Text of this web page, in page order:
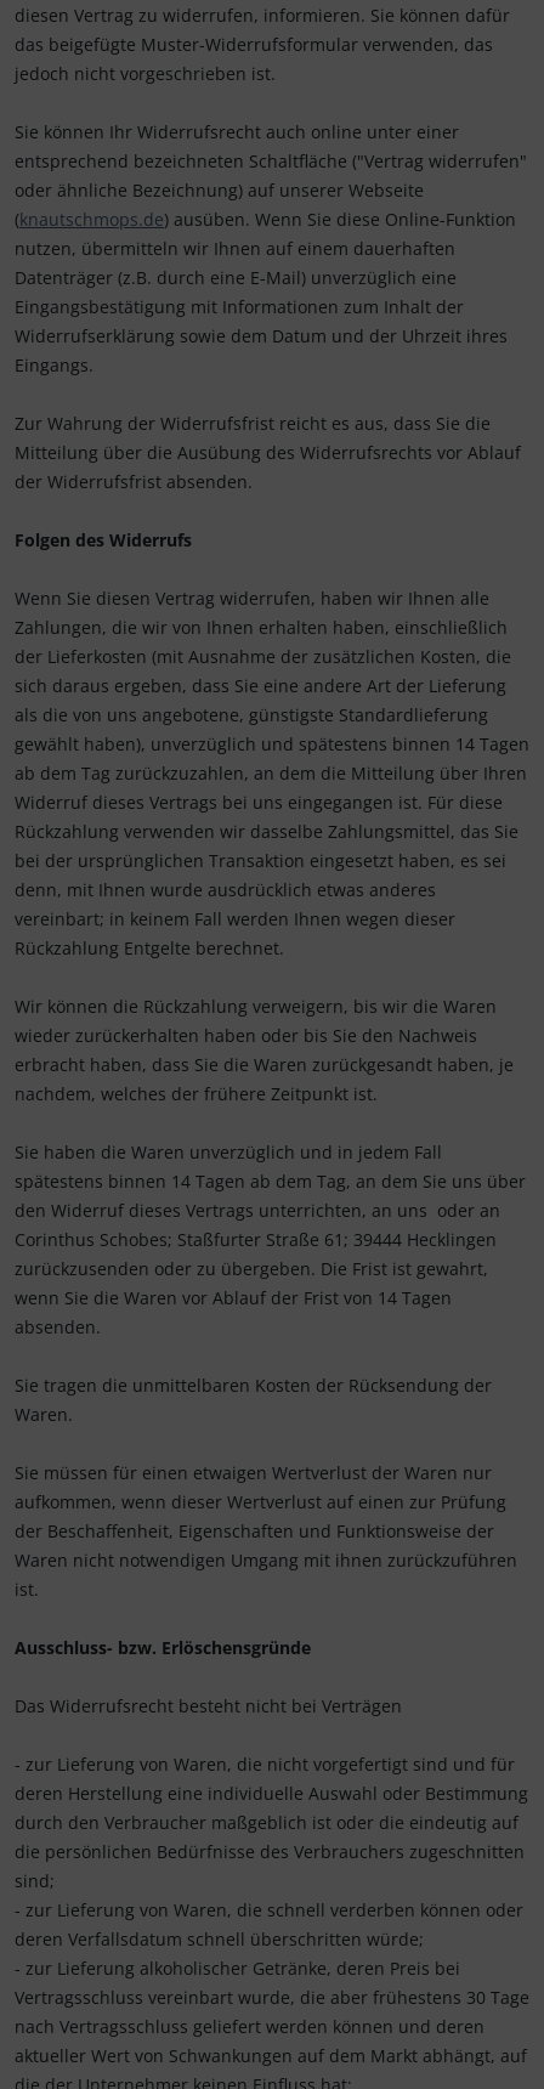
diesen Vertrag zu widerrufen, informieren. Sie können dafür
das beigefügte Muster-Widerrufsformular verwenden, das
jedoch nicht vorgeschrieben ist.
Sie können Ihr Widerrufsrecht auch online unter einer
entsprechend bezeichneten Schaltfläche ("Vertrag widerrufen"
oder ähnliche Bezeichnung) auf unserer Webseite
(knautschmops.de) ausüben. Wenn Sie diese Online-Funktion
nutzen, übermitteln wir Ihnen auf einem dauerhaften
Datenträger (z.B. durch eine E-Mail) unverzüglich eine
Eingangsbestätigung mit Informationen zum Inhalt der
Widerrufserklärung sowie dem Datum und der Uhrzeit ihres
Eingangs.
Zur Wahrung der Widerrufsfrist reicht es aus, dass Sie die
Mitteilung über die Ausübung des Widerrufsrechts vor Ablauf
der Widerrufsfrist absenden.
Folgen des Widerrufs
Wenn Sie diesen Vertrag widerrufen, haben wir Ihnen alle
Zahlungen, die wir von Ihnen erhalten haben, einschließlich
der Lieferkosten (mit Ausnahme der zusätzlichen Kosten, die
sich daraus ergeben, dass Sie eine andere Art der Lieferung
als die von uns angebotene, günstigste Standardlieferung
gewählt haben), unverzüglich und spätestens binnen 14 Tagen
ab dem Tag zurückzuzahlen, an dem die Mitteilung über Ihren
Widerruf dieses Vertrags bei uns eingegangen ist. Für diese
Rückzahlung verwenden wir dasselbe Zahlungsmittel, das Sie
bei der ursprünglichen Transaktion eingesetzt haben, es sei
denn, mit Ihnen wurde ausdrücklich etwas anderes
vereinbart; in keinem Fall werden Ihnen wegen dieser
Rückzahlung Entgelte berechnet.
Wir können die Rückzahlung verweigern, bis wir die Waren
wieder zurückerhalten haben oder bis Sie den Nachweis
erbracht haben, dass Sie die Waren zurückgesandt haben, je
nachdem, welches der frühere Zeitpunkt ist.
Sie haben die Waren unverzüglich und in jedem Fall
spätestens binnen 14 Tagen ab dem Tag, an dem Sie uns über
den Widerruf dieses Vertrags unterrichten, an uns oder an
Corinthus Schobes; Staßfurter Straße 61; 39444 Hecklingen
zurückzusenden oder zu übergeben. Die Frist ist gewahrt,
wenn Sie die Waren vor Ablauf der Frist von 14 Tagen
absenden.
Sie tragen die unmittelbaren Kosten der Rücksendung der
Waren.
Sie müssen für einen etwaigen Wertverlust der Waren nur
aufkommen, wenn dieser Wertverlust auf einen zur Prüfung
der Beschaffenheit, Eigenschaften und Funktionsweise der
Waren nicht notwendigen Umgang mit ihnen zurückzuführen
ist.
Ausschluss- bzw. Erlöschensgründe
Das Widerrufsrecht besteht nicht bei Verträgen
- zur Lieferung von Waren, die nicht vorgefertigt sind und für
deren Herstellung eine individuelle Auswahl oder Bestimmung
durch den Verbraucher maßgeblich ist oder die eindeutig auf
die persönlichen Bedürfnisse des Verbrauchers zugeschnitten
sind;
- zur Lieferung von Waren, die schnell verderben können oder
deren Verfallsdatum schnell überschritten würde;
- zur Lieferung alkoholischer Getränke, deren Preis bei
Vertragsschluss vereinbart wurde, die aber frühestens 30 Tage
nach Vertragsschluss geliefert werden können und deren
aktueller Wert von Schwankungen auf dem Markt abhängt, auf